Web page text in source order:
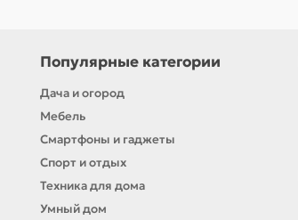
Популярные категории
Дача и огород
Мебель
Смартфоны и гаджеты
Спорт и отдых
Техника для дома
Умный дом